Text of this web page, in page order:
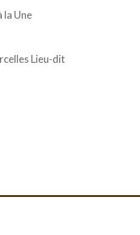
la Une
Lieu-dit